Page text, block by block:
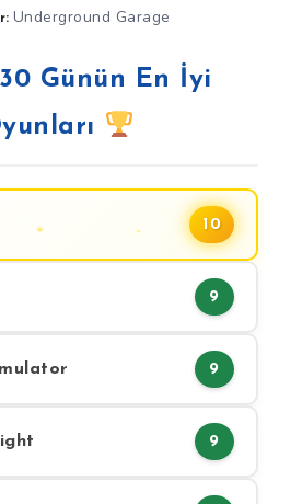
Underground Garage
Günün En İyi
10
9
9
9